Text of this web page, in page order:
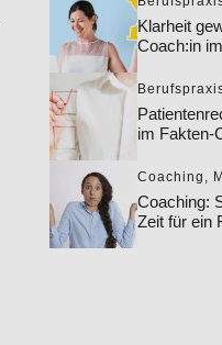
Klarheit
Coach:in
im Fakten-
Coaching ,
Coaching:
Zeit für ein